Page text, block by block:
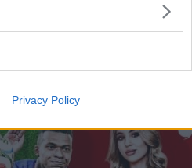
Privacy Policy